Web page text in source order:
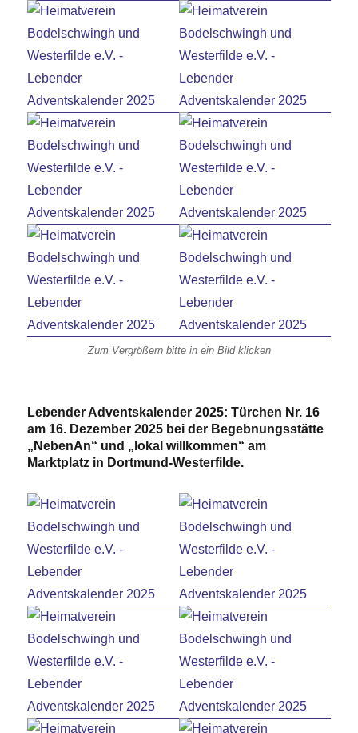
Zum Vergrößern bitte in ein Bild klicken
Lebender Adventskalender 2025: Türchen Nr. 16
am 16. Dezember 2025 bei der Begebnungsstätte
„NebenAn“ und „lokal willkommen“ am
Marktplatz in Dortmund-Westerfilde.